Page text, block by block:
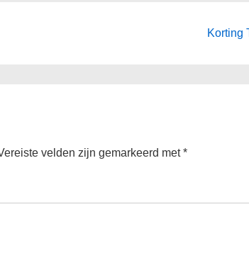
Korting
velden zijn gemarkeerd met*